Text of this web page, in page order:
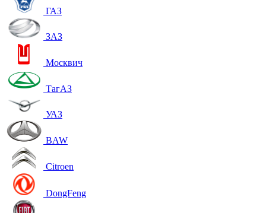
ГАЗ
ЗАЗ
Москвич
ТагАЗ
УАЗ
BAW
Citroen
DongFeng